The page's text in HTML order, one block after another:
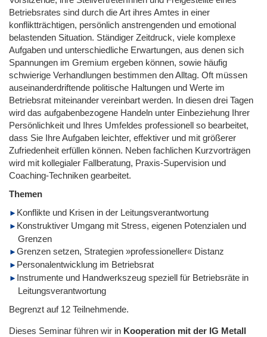
Betriebsrates sind durch die Art ihres Amtes in einer
konfliktträchtigen, persönlich anstrengenden und emotional
belastenden Situation. Ständiger Zeitdruck, viele komplexe
Aufgaben und unterschiedliche Erwartungen, aus denen sich
Spannungen im Gremium ergeben können, sowie häufig
schwierige Verhandlungen bestimmen den Alltag. Oft müssen
auseinanderdriftende politische Haltungen und Werte im
Betriebsrat miteinander vereinbart werden. In diesen drei Tagen
wird das aufgabenbezogene Handeln unter Einbeziehung Ihrer
Persönlichkeit und Ihres Umfeldes professionell so bearbeitet,
dass Sie Ihre Aufgaben leichter, effektiver und mit größerer
Zufriedenheit erfüllen können. Neben fachlichen Kurzvorträgen
wird mit kollegialer Fallberatung, Praxis-Supervision und
Coaching-Techniken gearbeitet.
Themen
Konflikte und Krisen in der Leitungsverantwortung
Konstruktiver Umgang mit Stress, eigenen Potenzialen und
Grenzen
Grenzen setzen, Strategien »professioneller« Distanz
Personalentwicklung im Betriebsrat
Instrumente und Handwerkszeug speziell für Betriebsräte in
Leitungsverantwortung
Begrenzt auf 12 Teilnehmende.
Dieses Seminar führen wir in Kooperation mit der IG Metall